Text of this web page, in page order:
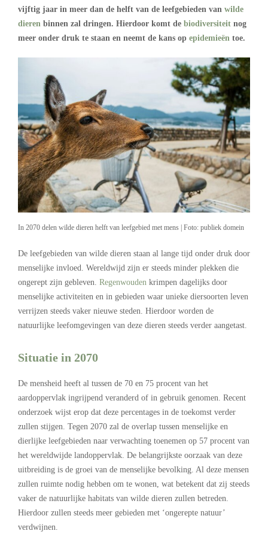
vijftig jaar in meer dan de helft van de leefgebieden van wilde
dieren binnen zal dringen. Hierdoor komt de biodiversiteit nog
meer onder druk te staan en neemt de kans op epidemieën toe.
In 2070 delen wilde dieren helft van leefgebied met mens | Foto: publiek domein
De leefgebieden van wilde dieren staan al lange tijd onder druk door
menselijke invloed. Wereldwijd zijn er steeds minder plekken die
ongerept zijn gebleven. Regenwouden krimpen dagelijks door
menselijke activiteiten en in gebieden waar unieke diersoorten leven
verrijzen steeds vaker nieuwe steden. Hierdoor worden de
natuurlijke leefomgevingen van deze dieren steeds verder aangetast.
Situatie in 2070
De mensheid heeft al tussen de 70 en 75 procent van het
aardoppervlak ingrijpend veranderd of in gebruik genomen. Recent
onderzoek wijst erop dat deze percentages in de toekomst verder
zullen stijgen. Tegen 2070 zal de overlap tussen menselijke en
dierlijke leefgebieden naar verwachting toenemen op 57 procent van
het wereldwijde landoppervlak. De belangrijkste oorzaak van deze
uitbreiding is de groei van de menselijke bevolking. Al deze mensen
zullen ruimte nodig hebben om te wonen, wat betekent dat zij steeds
vaker de natuurlijke habitats van wilde dieren zullen betreden.
Hierdoor zullen steeds meer gebieden met ‘ongerepte natuur’
verdwijnen.